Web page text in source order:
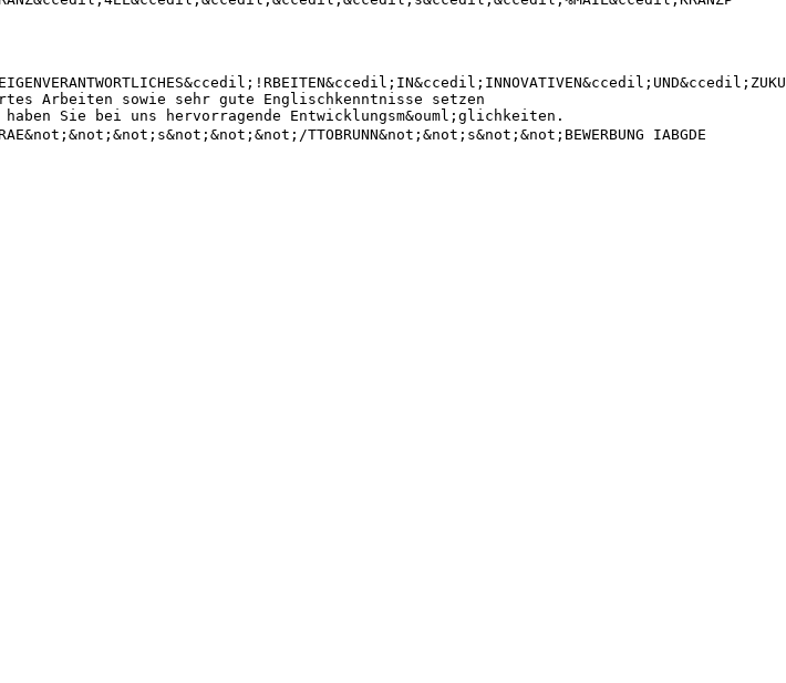
Arbeiten sowie sehr gute Englischkenntnisse setzen
Sie bei uns hervorragende Entwicklungsm&ouml;glichkeiten.